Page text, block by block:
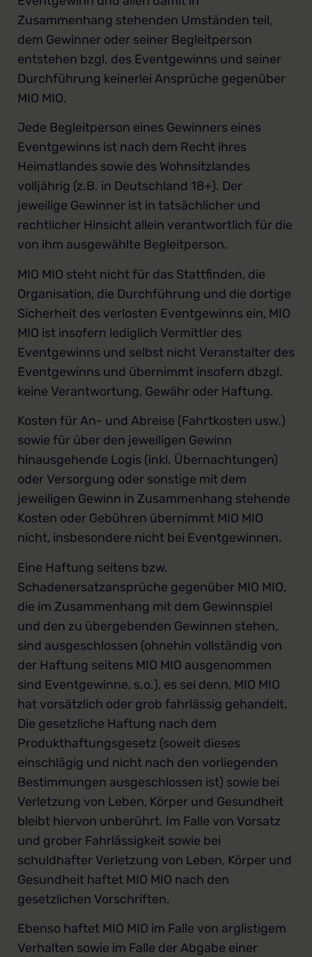
Zusammenhang stehenden Umständen teil,
dem Gewinner oder seiner Begleitperson
entstehen bzgl. des Eventgewinns und seiner
Durchführung keinerlei Ansprüche gegenüber
MIO MIO.
Jede Begleitperson eines Gewinners eines
Eventgewinns ist nach dem Recht ihres
Heimatlandes sowie des Wohnsitzlandes
volljährig (z.B. in Deutschland 18+). Der
jeweilige Gewinner ist in tatsächlicher und
rechtlicher Hinsicht allein verantwortlich für die
von ihm ausgewählte Begleitperson.
MIO MIO steht nicht für das Stattfinden, die
Organisation, die Durchführung und die dortige
Sicherheit des verlosten Eventgewinns ein, MIO
MIO ist insofern lediglich Vermittler des
Eventgewinns und selbst nicht Veranstalter des
Eventgewinns und übernimmt insofern dbzgl.
keine Verantwortung, Gewähr oder Haftung.
Kosten für An- und Abreise (Fahrtkosten usw.)
sowie für über den jeweiligen Gewinn
hinausgehende Logis (inkl. Übernachtungen)
oder Versorgung oder sonstige mit dem
jeweiligen Gewinn in Zusammenhang stehende
Kosten oder Gebühren übernimmt MIO MIO
nicht, insbesondere nicht bei Eventgewinnen.
Eine Haftung seitens bzw.
Schadenersatzansprüche gegenüber MIO MIO,
die im Zusammenhang mit dem Gewinnspiel
und den zu übergebenden Gewinnen stehen,
sind ausgeschlossen (ohnehin vollständig von
der Haftung seitens MIO MIO ausgenommen
sind Eventgewinne, s.o.), es sei denn, MIO MIO
hat vorsätzlich oder grob fahrlässig gehandelt.
Die gesetzliche Haftung nach dem
Produkthaftungsgesetz (soweit dieses
einschlägig und nicht nach den vorliegenden
Bestimmungen ausgeschlossen ist) sowie bei
Verletzung von Leben, Körper und Gesundheit
bleibt hiervon unberührt. Im Falle von Vorsatz
und grober Fahrlässigkeit sowie bei
schuldhafter Verletzung von Leben, Körper und
Gesundheit haftet MIO MIO nach den
gesetzlichen Vorschriften.
Ebenso haftet MIO MIO im Falle von arglistigem
Verhalten sowie im Falle der Abgabe einer